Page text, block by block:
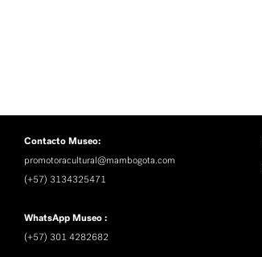
Contacto Museo:
promotoracultural@mambogota.com
(+57) 3134325471
WhatsApp Museo :
(+57) 301 4282682